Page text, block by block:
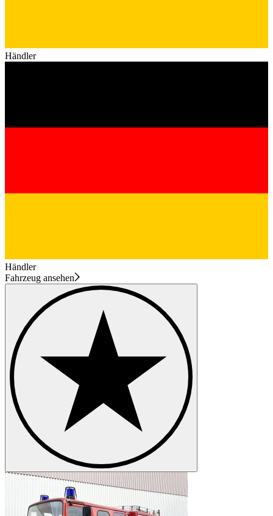
Händler
Händler
Fahrzeug ansehen